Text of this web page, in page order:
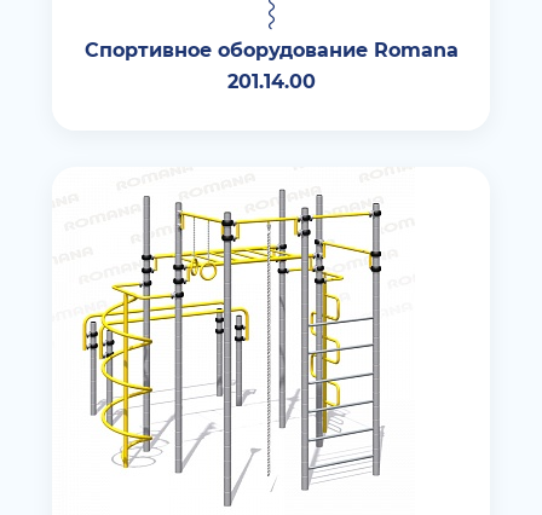
Спортивное оборудование Romana
201.14.00